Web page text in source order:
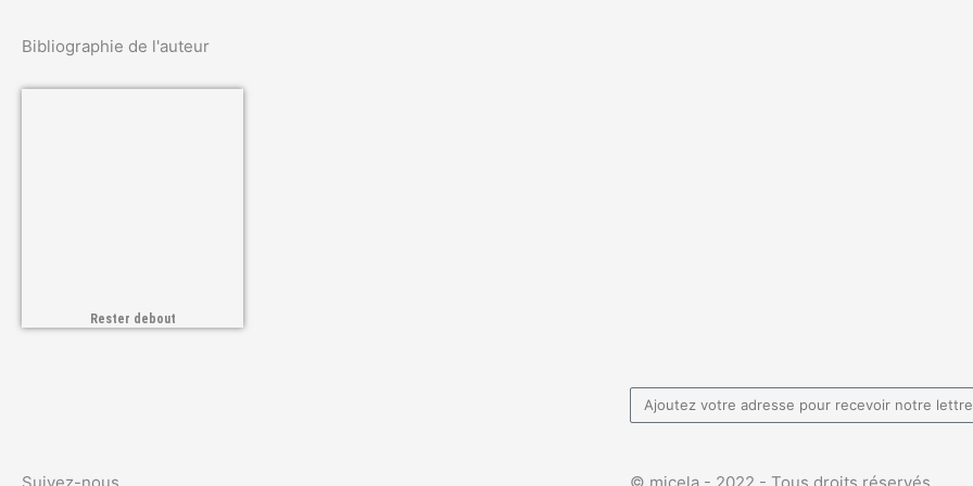
Bibliographie de l'auteur
Rester debout
Email
Suivez-nous © micela - 2022 - Tous droits réservés